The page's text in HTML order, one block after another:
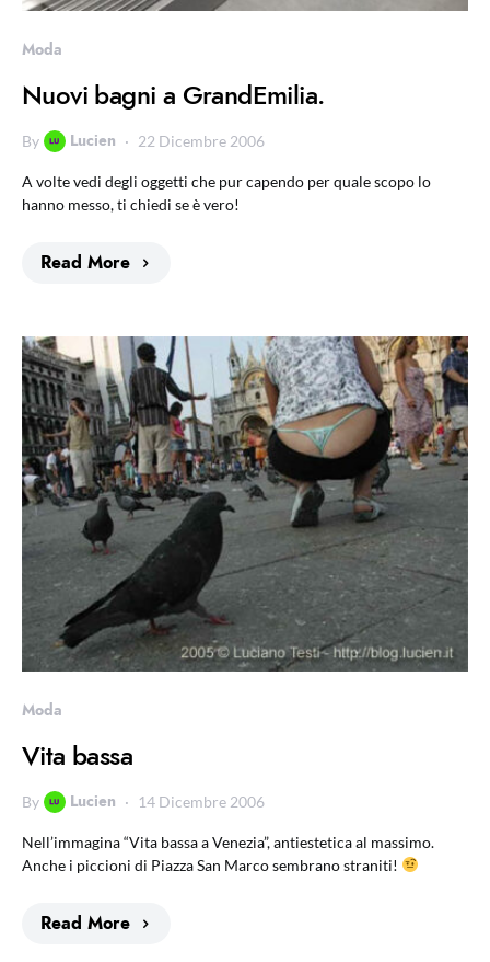
Moda
Nuovi bagni a GrandEmilia.
By Lucien 22 Dicembre 2006
A volte vedi degli oggetti che pur capendo per quale scopo lo
hanno messo, ti chiedi se è vero!
Read More
Moda
Vita bassa
By Lucien 14 Dicembre 2006
Nell’immagina “Vita bassa a Venezia”, antiestetica al massimo.
Anche i piccioni di Piazza San Marco sembrano straniti!
Read More